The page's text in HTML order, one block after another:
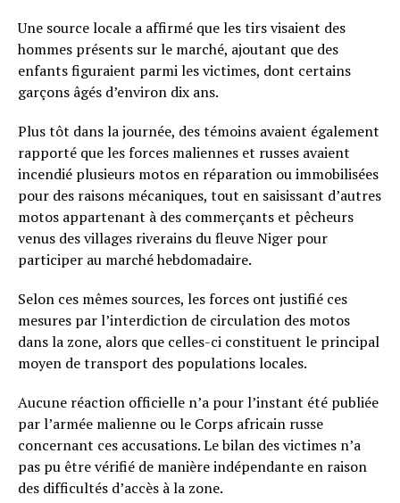
Une source locale a affirmé que les tirs visaient des
hommes présents sur le marché, ajoutant que des
enfants figuraient parmi les victimes, dont certains
garçons âgés d’environ dix ans.
Plus tôt dans la journée, des témoins avaient également
rapporté que les forces maliennes et russes avaient
incendié plusieurs motos en réparation ou immobilisées
pour des raisons mécaniques, tout en saisissant d’autres
motos appartenant à des commerçants et pêcheurs
venus des villages riverains du fleuve Niger pour
participer au marché hebdomadaire.
Selon ces mêmes sources, les forces ont justifié ces
mesures par l’interdiction de circulation des motos
dans la zone, alors que celles-ci constituent le principal
moyen de transport des populations locales.
Aucune réaction officielle n’a pour l’instant été publiée
par l’armée malienne ou le Corps africain russe
concernant ces accusations. Le bilan des victimes n’a
pas pu être vérifié de manière indépendante en raison
des difficultés d’accès à la zone.